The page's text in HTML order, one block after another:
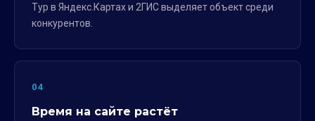
Тур в Яндекс.Картах и 2ГИС выделяет объект среди
конкурентов.
04
Время на сайте растёт